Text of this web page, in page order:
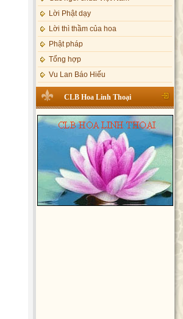
Lời Phật dạy
Lời thì thầm của hoa
Phật pháp
Tổng hợp
Vu Lan Báo Hiếu
CLB Hoa Linh Thoại